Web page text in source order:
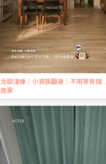
北歐淺橡｜小資族翻身｜不用等有錢
造家